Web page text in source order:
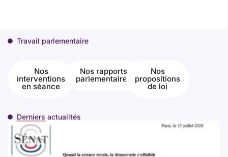
Travail parlementaire
Nos
interventions
en séance
Nos rapports
parlementaires
Nos
propositions
de loi
Derniers actualités